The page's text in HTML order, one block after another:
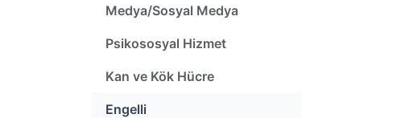
Medya/Sosyal Medya
Psikososyal Hizmet
Kan ve Kök Hücre
Engelli